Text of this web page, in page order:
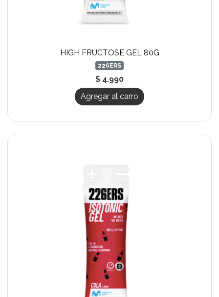
HIGH FRUCTOSE GEL 80G
226ERS
$ 4.990
Agregar al carro